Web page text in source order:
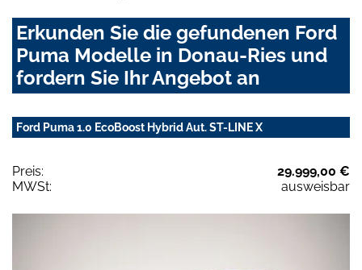
Erkunden Sie die gefundenen Ford
Puma Modelle in Donau-Ries und
fordern Sie Ihr Angebot an
Ford Puma 1.0 EcoBoost Hybrid Aut. ST-LINE X
Preis:
29.999,00 €
MWSt:
ausweisbar